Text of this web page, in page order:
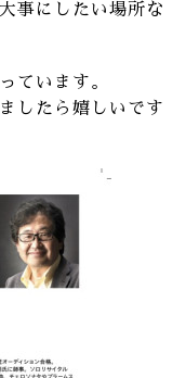
事にしたい場所な
ています。
したら嬉しいです